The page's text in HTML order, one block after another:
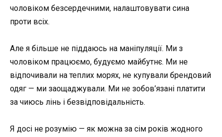
чоловіком безсердечними, налаштовувати сина
проти всіх.
Але я більше не піддаюсь на маніпуляції. Ми з
чоловіком працюємо, будуємо майбутнє. Ми не
відпочивали на теплих морях, не купували брендовий
одяг — ми заощаджували. Ми не зобов’язані платити
за чиюсь лінь і безвідповідальність.
Я досі не розумію — як можна за сім років жодного